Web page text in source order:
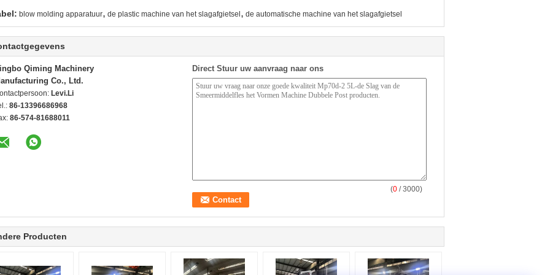
blow molding apparatuur, de plastic machine van het slagafgietsel , de automatische machine van het slagafgietsel
Qiming Machinery
Co., Ltd.
Levi.Li
86-13396686968
86-574-81688011
Direct Stuur uw aanvraag naar ons
(0 / 3000)
Producten